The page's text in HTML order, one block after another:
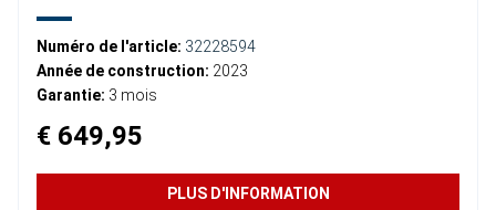
Numéro de l'article: 32228594
Année de construction: 2023
Garantie: 3 mois
€ 649,95
PLUS D'INFORMATION